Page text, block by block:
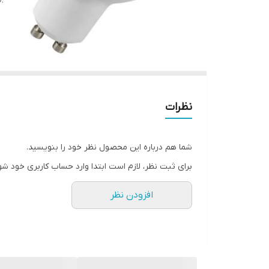
نظرات
شما هم درباره این محصول نظر خود را بنویسید.
برای ثبت نظر، لازم است ابتدا وارد حساب کاربری خود
افزودن نظر